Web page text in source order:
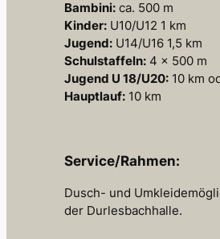
Bambini:ca. 500 m
Kinder:U10/U12 1 km
Jugend:U14/U16 1,5 km
Schulstaffeln:4 x 500 m
Jugend U 18/U20:10 km
Hauptlauf:10 km
Service/Rahmen:
Dusch- und
der Durlesbachhalle.